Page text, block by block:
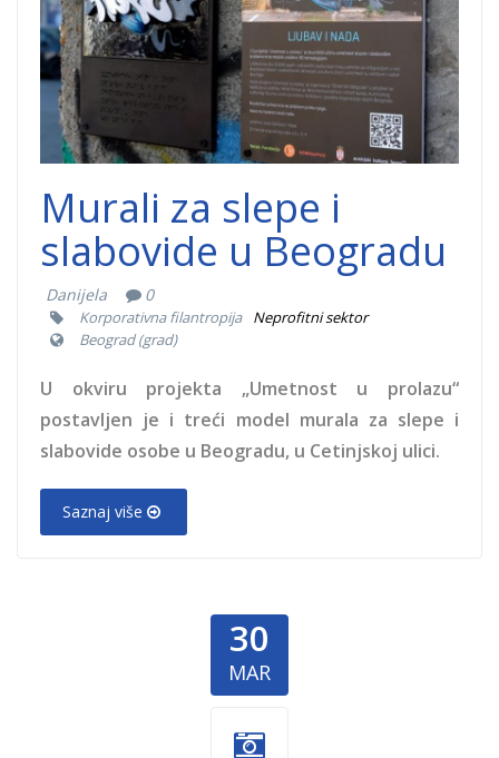
Murali za slepe i
slabovide u Beogradu
Danijela 0
Korporativna filantropija
Neprofitni sektor
Beograd (grad)
U okviru projekta „Umetnost u prolazu“
postavljen je i treći model murala za slepe i
slabovide osobe u Beogradu, u Cetinjskoj ulici.
Saznaj više
30
MAR